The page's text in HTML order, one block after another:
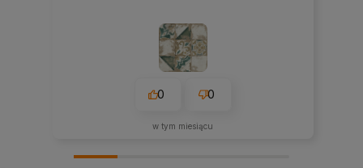
0 0
w tym miesiącu